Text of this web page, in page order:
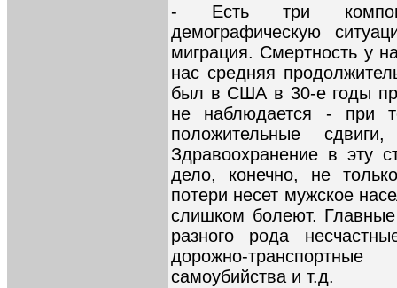
- Есть три
демографическую
миграция. Смертность у
нас средняя
был в США в 30-е годы
не наблюдается - при
положительные
Здравоохранение в эту
дело, конечно, не
потери несет мужское
слишком болеют.
разного рода
дорожно-
самоубийства и т.д.